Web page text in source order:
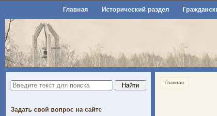
Главная Исторический раздел
Главная
Задать свой вопрос на сайте